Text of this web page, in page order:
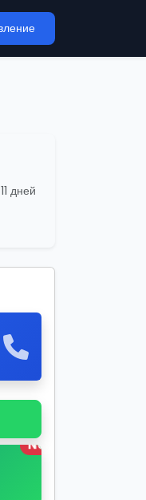
дней
New